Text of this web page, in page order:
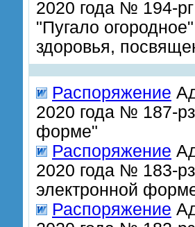
2020 года № 194-
"Пугало
здоровья,
Распоряжение
2020 года № 187-
форме"
Распоряжение
2020 года № 183-
электронной
Распоряжение